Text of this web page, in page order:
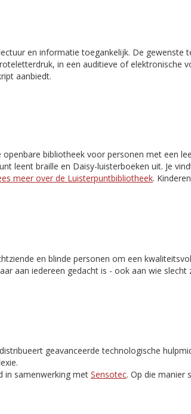
en informatie toegankelijk. De gewenste
in een auditieve of elektronische
aanbiedt.
bibliotheek voor personen met een
leent braille en Daisy-luisterboeken uit. Je
meer over de Luisterpuntbibliotheek.
en blinde personen om een
aan iedereen gedacht is - ook aan wie slecht
geavanceerde technologische
in samenwerking met Sensotec. Op die manier